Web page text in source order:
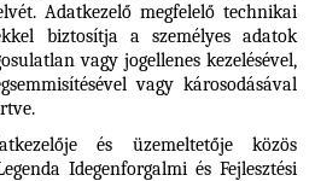
Adatkezelő megfelelő technikai
biztosítja a személyes adatok
vagy jogellenes kezelésével,
vagy károsodásával
és üzemeltetője közös
Idegenforgalmi és Fejlesztési